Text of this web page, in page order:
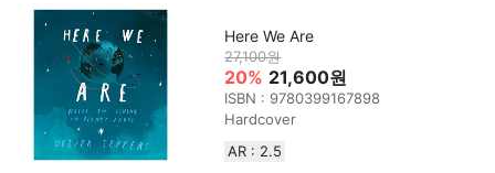
Here We Are
27,100원
20% 21,600원
ISBN : 9780399167898
Hardcover
AR : 2.5